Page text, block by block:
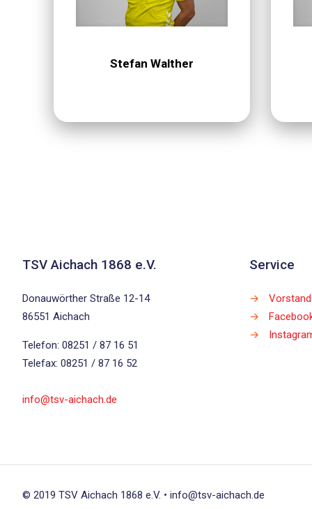
Stefan Walther
TSV Aichach 1868 e.V.
Donauwörther Straße 12-14
86551 Aichach
Telefon: 08251 / 87 16 51
Telefax: 08251 / 87 16 52
info@tsv-aichach.de
Service
→
Vorstand
→
→
© 2019 TSV Aichach 1868 e.V. • info@tsv-aichach.de